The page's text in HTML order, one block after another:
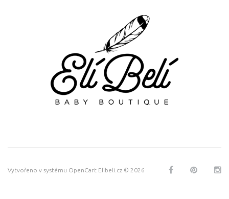
Vytvořeno v systému OpenCart Elibeli.cz © 2026